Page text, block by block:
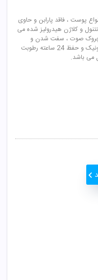
پوست ، فاقد پارابن و حاوی
و کلاژن هیدرولیز شده می
صوت ، سفت شدن و
درخشان شده پوست ، تحریک سنتز هیالورونیک و حفظ 24 ساعته رطوبت